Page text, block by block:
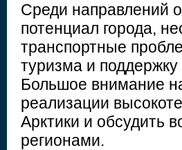
Среди направлений
потенциал города,
транспортные
туризма и
Большое внимание
реализации
Арктики и обсудить
регионами.